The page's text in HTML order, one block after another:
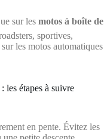
sur les motos à boîte de
sportives,
les motos automatiques
les étapes à suivre
en pente. Évitez les